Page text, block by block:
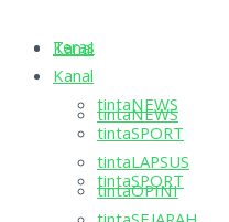
Kanal
tintaNEWS
tintaSPORT
Teras
Kanal
tintaNEWS
tintaSPORT
tintaLAPSUS
tintaOPINI